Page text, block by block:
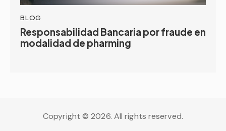
BLOG
Responsabilidad Bancaria por fraude en
modalidad de pharming
Copyright © 2026. All rights reserved.